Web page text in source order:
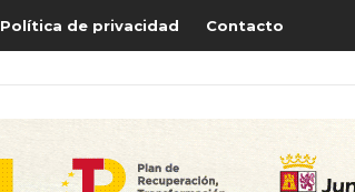
Política de privacidad Contacto